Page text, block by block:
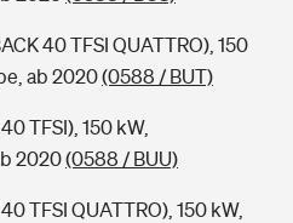
40 TFSI QUATTRO), 150
ab 2020(0588 / BUT)
TFSI), 150 kW,
2020(0588 / BUU)
TFSI QUATTRO), 150 kW,